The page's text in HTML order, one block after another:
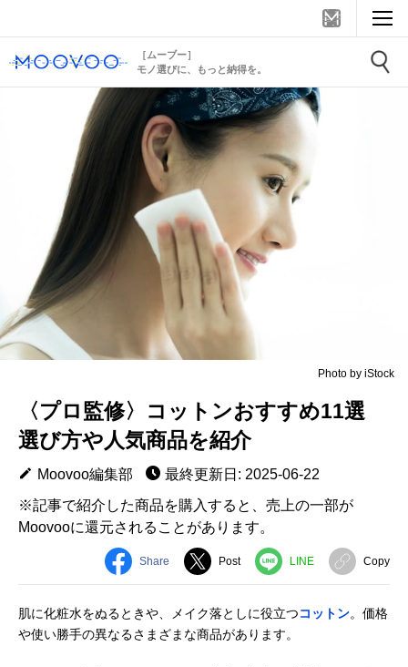
［ムーブー］
モノ選びに、もっと納得を。
Photo by iStock
〈プロ監修〉コットンおすすめ11選
選び方や人気商品を紹介
Moovoo編集部
最終更新日: 2025-06-22
※記事で紹介した商品を購入すると、売上の一部が
Moovooに還元されることがあります。
Share Post LINE Copy
肌に化粧水をぬるときや、メイク落としに役立つコットン。価格
や使い勝手の異なるさまざまな商品があります。